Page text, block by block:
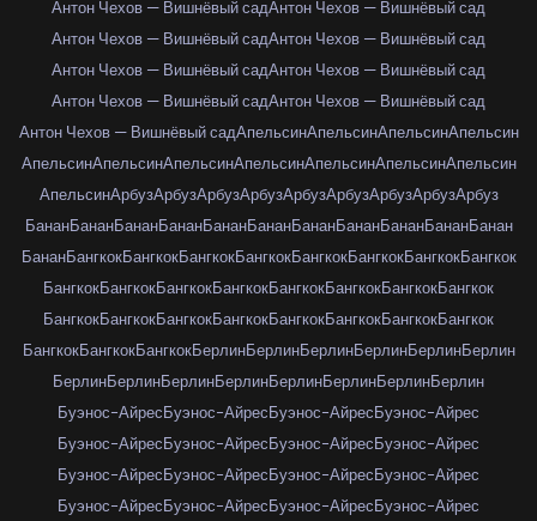
Антон Чехов — Вишнёвый садАнтон Чехов — Вишнёвый сад
Антон Чехов — Вишнёвый садАнтон Чехов — Вишнёвый сад
Антон Чехов — Вишнёвый садАнтон Чехов — Вишнёвый сад
Антон Чехов — Вишнёвый садАнтон Чехов — Вишнёвый сад
Антон Чехов — Вишнёвый садАпельсинАпельсинАпельсинАпельсин
АпельсинАпельсинАпельсинАпельсинАпельсинАпельсинАпельсин
АпельсинАрбузАрбузАрбузАрбузАрбузАрбузАрбузАрбузАрбуз
БананБананБананБананБананБананБананБананБананБананБанан
БананБангкокБангкокБангкокБангкокБангкокБангкокБангкокБангкок
БангкокБангкокБангкокБангкокБангкокБангкокБангкокБангкок
БангкокБангкокБангкокБангкокБангкокБангкокБангкокБангкок
БангкокБангкокБангкокБерлинБерлинБерлинБерлинБерлинБерлин
БерлинБерлинБерлинБерлинБерлинБерлинБерлинБерлин
Буэнос-АйресБуэнос-АйресБуэнос-АйресБуэнос-Айрес
Буэнос-АйресБуэнос-АйресБуэнос-АйресБуэнос-Айрес
Буэнос-АйресБуэнос-АйресБуэнос-АйресБуэнос-Айрес
Буэнос-АйресБуэнос-АйресБуэнос-АйресБуэнос-Айрес